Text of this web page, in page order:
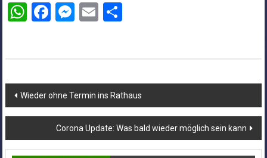
WhatsApp
Facebook
Messenger
EmailTeilen
Beitragsnavigation
Wieder ohne Termin ins Rathaus
Corona Update: Was bald wieder möglich sein kann